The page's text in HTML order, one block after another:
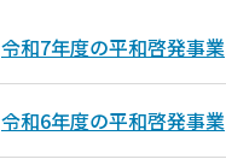
令和7年度の平和啓発事業
令和6年度の平和啓発事業